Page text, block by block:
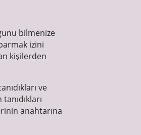
bilmenize
izini
kişilerden
ve
anahtarına